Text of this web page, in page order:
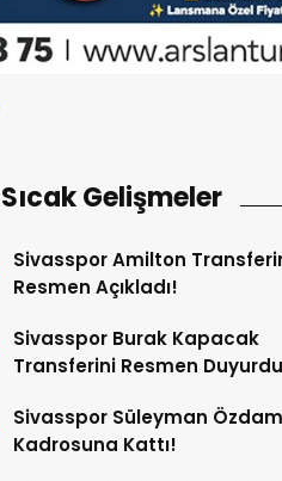
Sıcak Gelişmeler
Sivasspor Amilton
Resmen Açıkladı!
Sivasspor Burak Kapacak
Transferini Resmen
Sivasspor Süleyman
Kadrosuna Kattı!